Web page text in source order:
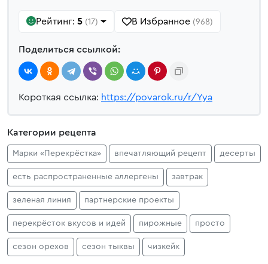
Рейтинг: 5 (17) В Избранное (968)
Поделиться ссылкой:
Короткая ссылка: https://povarok.ru/r/Yya
Категории рецепта
Марки «Перекрёстка» впечатляющий рецепт десерты
есть распространенные аллергены завтрак
зеленая линия партнерские проекты
перекрёсток вкусов и идей пирожные просто
сезон орехов сезон тыквы чизкейк